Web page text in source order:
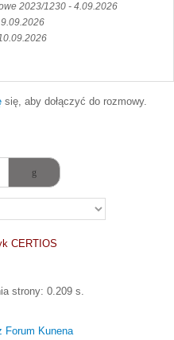
2023/1230 - 4.09.2026
się, aby dołączyć do rozmowy.
CERTIOS
strony: 0.209 s.
Forum Kunena